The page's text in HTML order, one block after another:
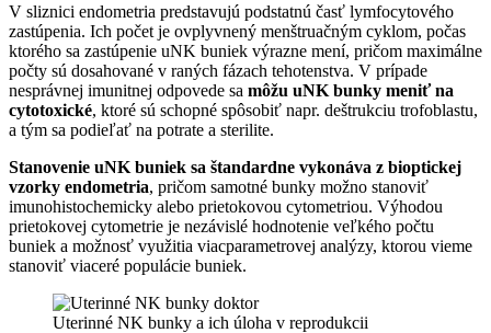
V sliznici endometria predstavujú podstatnú časť lymfocytového
zastúpenia. Ich počet je ovplyvnený menštruačným cyklom, počas
ktorého sa zastúpenie uNK buniek výrazne mení, pričom maximálne
počty sú dosahované v raných fázach tehotenstva. V prípade
nesprávnej imunitnej odpovede sa môžu uNK bunky meniť na
cytotoxické, ktoré sú schopné spôsobiť napr. deštrukciu trofoblastu,
a tým sa podieľať na potrate a sterilite.
Stanovenie uNK buniek sa štandardne vykonáva z bioptickej
vzorky endometria, pričom samotné bunky možno stanoviť
imunohistochemicky alebo prietokovou cytometriou. Výhodou
prietokovej cytometrie je nezávislé hodnotenie veľkého počtu
buniek a možnosť využitia viacparametrovej analýzy, ktorou vieme
stanoviť viaceré populácie buniek.
Uterinné NK bunky a ich úloha v reprodukcii